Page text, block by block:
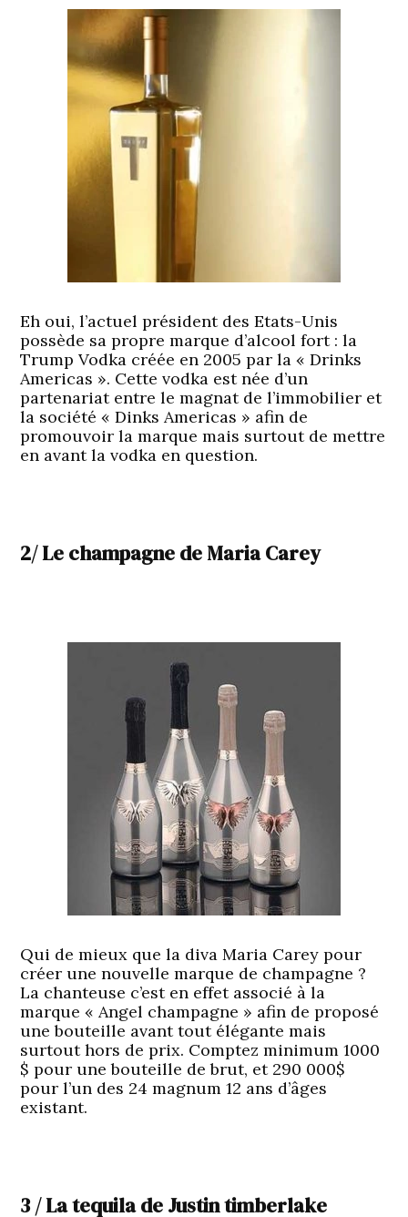
Eh oui, l’actuel président des Etats-Unis
possède sa propre marque d’alcool fort : la
Trump Vodka créée en 2005 par la « Drinks
Americas ». Cette vodka est née d’un
partenariat entre le magnat de l’immobilier et
la société « Dinks Americas » afin de
promouvoir la marque mais surtout de mettre
en avant la vodka en question.
2/ Le champagne de Maria Carey
Qui de mieux que la diva Maria Carey pour
créer une nouvelle marque de champagne ?
La chanteuse c’est en effet associé à la
marque « Angel champagne » afin de proposé
une bouteille avant tout élégante mais
surtout hors de prix. Comptez minimum 1000
$ pour une bouteille de brut, et 290 000$
pour l’un des 24 magnum 12 ans d’âges
existant.
3 / La tequila de Justin timberlake